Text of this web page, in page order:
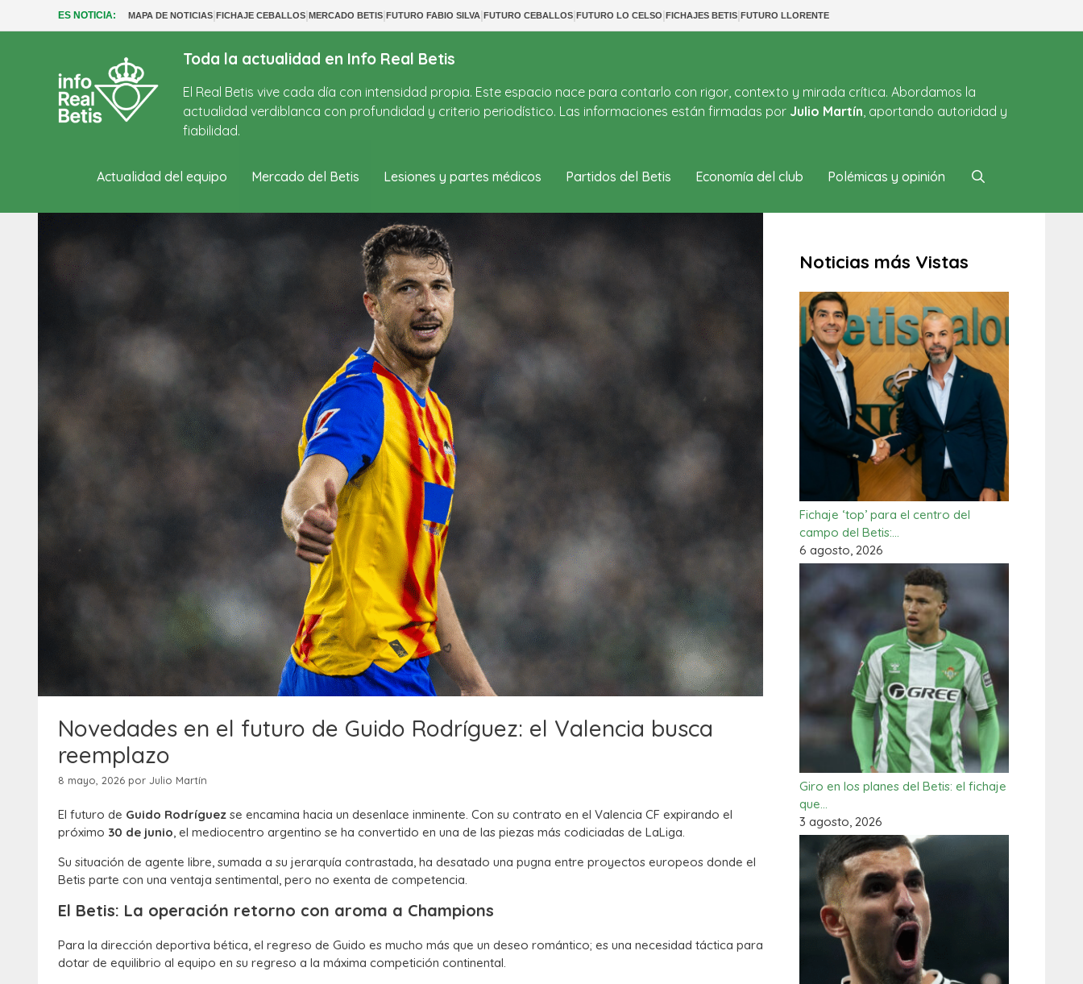
ES NOTICIA: MAPA DE NOTICIAS|FICHAJE CEBALLOS|MERCADO BETIS|FUTURO FABIO SILVA|FUTURO CEBALLOS|FUTURO LO CELSO|FICHAJES BETIS|FUTURO LLORENTE
Toda la actualidad en Info Real Betis
El Real Betis vive cada día con intensidad propia. Este espacio nace para contarlo con rigor, contexto y mirada crítica. Abordamos la
actualidad verdiblanca con profundidad y criterio periodístico. Las informaciones están firmadas por Julio Martín, aportando autoridad y
fiabilidad.
Actualidad del equipo Mercado del Betis Lesiones y partes médicos Partidos del Betis Economía del club Polémicas y opinión
Novedades en el futuro de Guido Rodríguez: el Valencia busca
reemplazo
8 mayo, 2026 por Julio Martín
El futuro de Guido Rodríguez se encamina hacia un desenlace inminente. Con su contrato en el Valencia CF expirando el
próximo 30 de junio, el mediocentro argentino se ha convertido en una de las piezas más codiciadas de LaLiga.
Su situación de agente libre, sumada a su jerarquía contrastada, ha desatado una pugna entre proyectos europeos donde el
Betis parte con una ventaja sentimental, pero no exenta de competencia.
El Betis: La operación retorno con aroma a Champions
Para la dirección deportiva bética, el regreso de Guido es mucho más que un deseo romántico; es una necesidad táctica para
dotar de equilibrio al equipo en su regreso a la máxima competición continental.
Noticias más Vistas
Fichaje ‘top’ para el centro del
campo del Betis:…
6 agosto, 2026
Giro en los planes del Betis: el fichaje
que…
3 agosto, 2026